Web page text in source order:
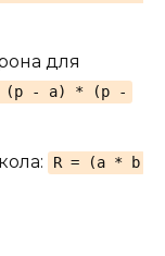
для
(p - a) * (p -
R = (a * b